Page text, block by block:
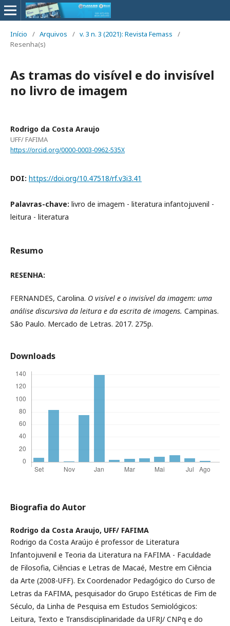
Início / Arquivos / v. 3 n. 3 (2021): Revista Femass
/
Resenha(s)
As tramas do visível e do invisível
no livro de imagem
Rodrigo da Costa Araujo
UFF/ FAFIMA
https://orcid.org/0000-0003-0962-535X
DOI: https://doi.org/10.47518/rf.v3i3.41
Palavras-chave: livro de imagem - literatura infantojuvenil -
leitura - literatura
Resumo
RESENHA:
FERNANDES, Carolina. O visível e o invisível da imagem: uma
análise discursiva da leitura e da escrita de imagens. Campinas.
São Paulo. Mercado de Letras. 2017. 275p.
Downloads
Biografia do Autor
Rodrigo da Costa Araujo, UFF/ FAFIMA
Rodrigo da Costa Araújo é professor de Literatura
Infantojuvenil e Teoria da Literatura na FAFIMA - Faculdade
de Filosofia, Ciências e Letras de Macaé, Mestre em Ciência
da Arte (2008-UFF). Ex Coordenador Pedagógico do Curso de
Letras da FAFIMA, pesquisador do Grupo Estéticas de Fim de
Século, da Linha de Pesquisa em Estudos Semiológicos:
Leitura, Texto e Transdisciplinaridade da UFRJ/ CNPq e do